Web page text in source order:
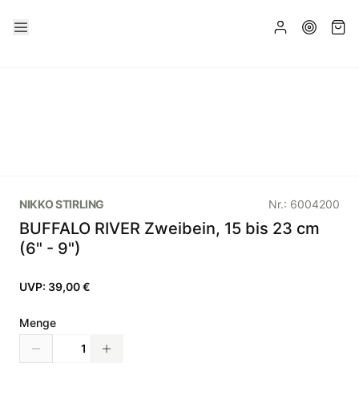
NIKKO STIRLING Nr.: 6004200
BUFFALO RIVER Zweibein, 15 bis 23 cm
(6" - 9")
UVP: 39,00 €
Menge